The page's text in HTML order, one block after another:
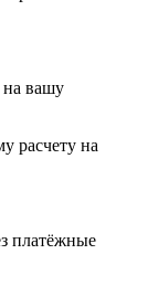
на вашу
расчету на
платёжные